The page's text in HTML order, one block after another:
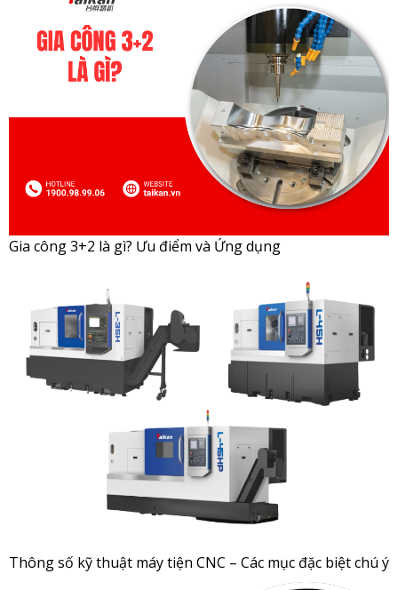
Gia công 3+2 là gì? Ưu điểm và Ứng dụng
Thông số kỹ thuật máy tiện CNC – Các mục đặc biệt chú ý